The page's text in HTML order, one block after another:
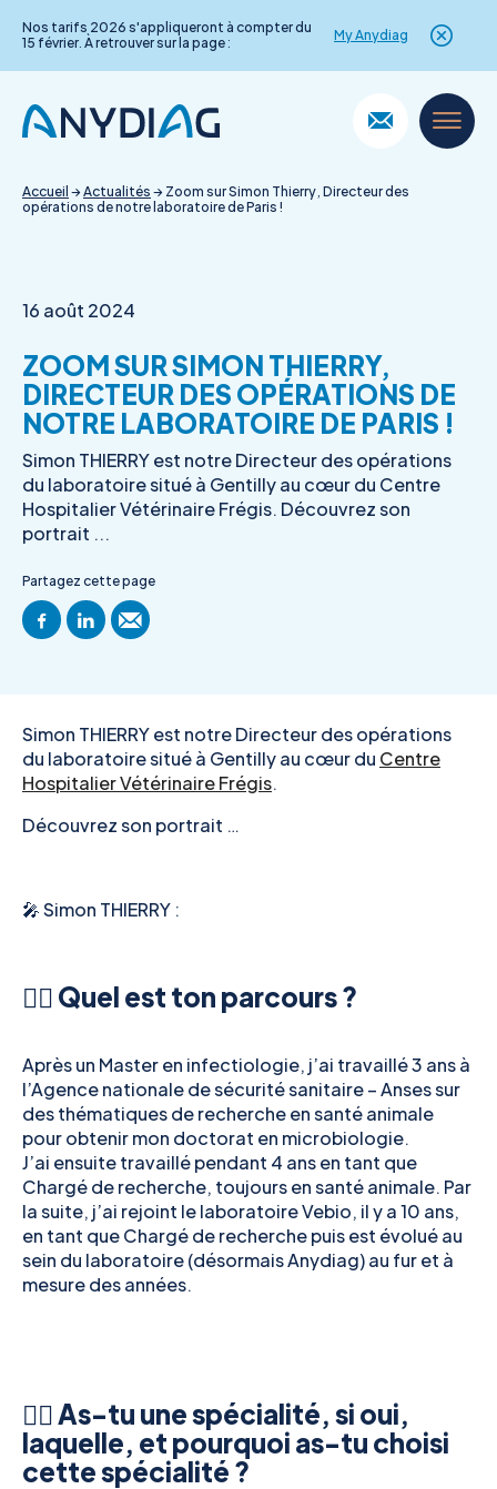
Nos tarifs 2026 s'appliqueront à compter du
15 février. À retrouver sur la page :
My Anydiag
content
Accueil →Actualités → Zoom sur Simon Thierry, Directeur des
opérations de notre laboratoire de Paris !
16 août 2024
ZOOM SUR SIMON THIERRY,
DIRECTEUR DES OPÉRATIONS DE
NOTRE LABORATOIRE DE PARIS !
Simon THIERRY est notre Directeur des opérations
du laboratoire situé à Gentilly au cœur du Centre
Hospitalier Vétérinaire Frégis. Découvrez son
portrait ...
Partagez cette page
Simon THIERRY est notre Directeur des opérations
du laboratoire situé à Gentilly au cœur du Centre
Hospitalier Vétérinaire Frégis.
Découvrez son portrait …
🎤 Simon THIERRY :
👉🏻 Quel est ton parcours ?
Après un Master en infectiologie, j’ai travaillé 3 ans à
l’Agence nationale de sécurité sanitaire – Anses sur
des thématiques de recherche en santé animale
pour obtenir mon doctorat en microbiologie.
J’ai ensuite travaillé pendant 4 ans en tant que
Chargé de recherche, toujours en santé animale. Par
la suite, j’ai rejoint le laboratoire Vebio, il y a 10 ans,
en tant que Chargé de recherche puis est évolué au
sein du laboratoire (désormais Anydiag) au fur et à
mesure des années.
👉🏻 As-tu une spécialité, si oui,
laquelle, et pourquoi as-tu choisi
cette spécialité ?